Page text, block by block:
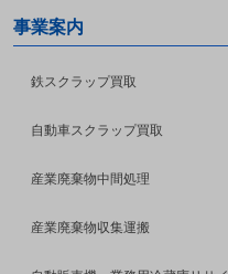
事業案内
鉄スクラップ買取
自動車スクラップ買取
産業廃棄物中間処理
産業廃棄物収集運搬